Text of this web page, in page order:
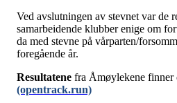
Ved avslutningen av stevnet var de
samarbeidende klubber enige om
da med stevne på vårparten/
foregående år.
Resultatene fra Åmøylekene finner
(opentrack.run)